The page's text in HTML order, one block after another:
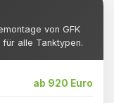
von GFK
alle Tanktypen.
ab 920 Euro